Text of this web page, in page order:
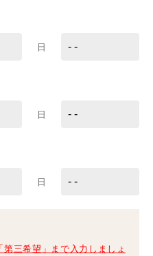
日
日
日
三希望」まで入力しましょ